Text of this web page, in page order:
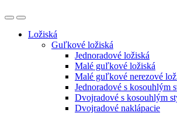
Ložiská
Guľkové ložiská
Jednoradové ložiská
Malé guľkové ložiská
Malé guľkové nerezové
Jednoradové s kosouhlým
Dvojradové s kosouhlým
Dvojradové naklápacie